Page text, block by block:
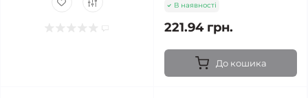
В наявності
221.94 грн.
До кошика